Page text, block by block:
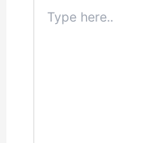
here..